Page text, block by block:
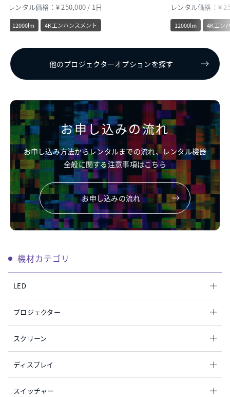
機材カテゴリ
LED
プロジェクター
スクリーン
ディスプレイ
スイッチャー
レンタル価格：¥ 250,000 / 1日
12000lm 4Kエンハンスメント
レンタル価格：¥
12000lm 4Kエン
他のプロジェクターオプションを探す
お申し込みの流れ
お申し込み方法からレンタルまでの流れ、レンタル機器
全般に関する注意事項はこちら
お申し込みの流れ